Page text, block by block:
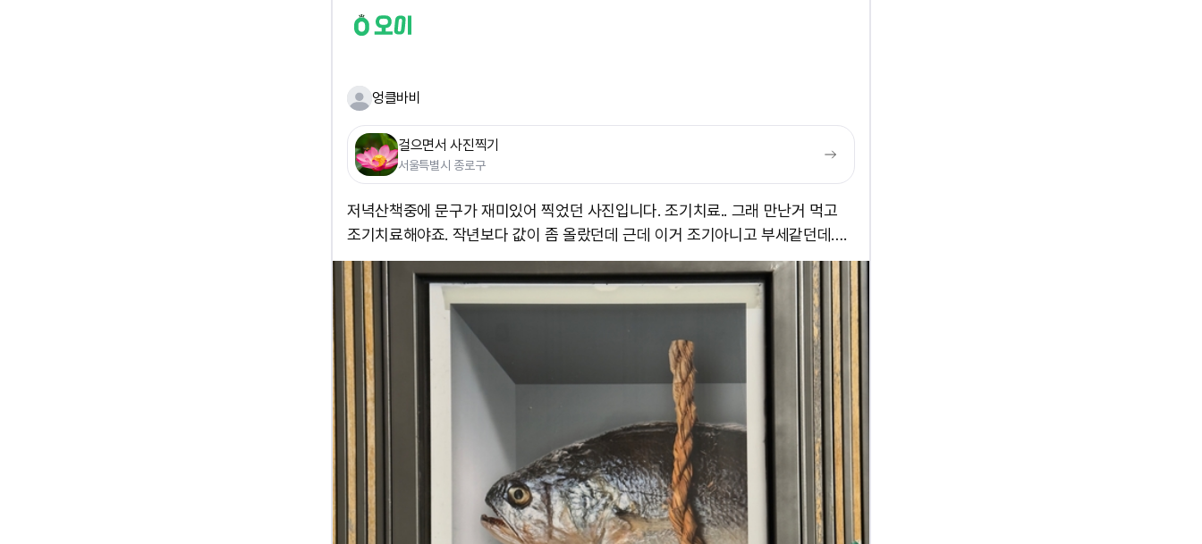
엉클바비
걸으면서 사진찍기
서울특별시 종로구
저녁산책중에 문구가 재미있어 찍었던 사진입니다. 조기치료.. 그래 만난거 먹고
조기치료해야죠. 작년보다 값이 좀 올랐던데 근데 이거 조기아니고 부세같던데….